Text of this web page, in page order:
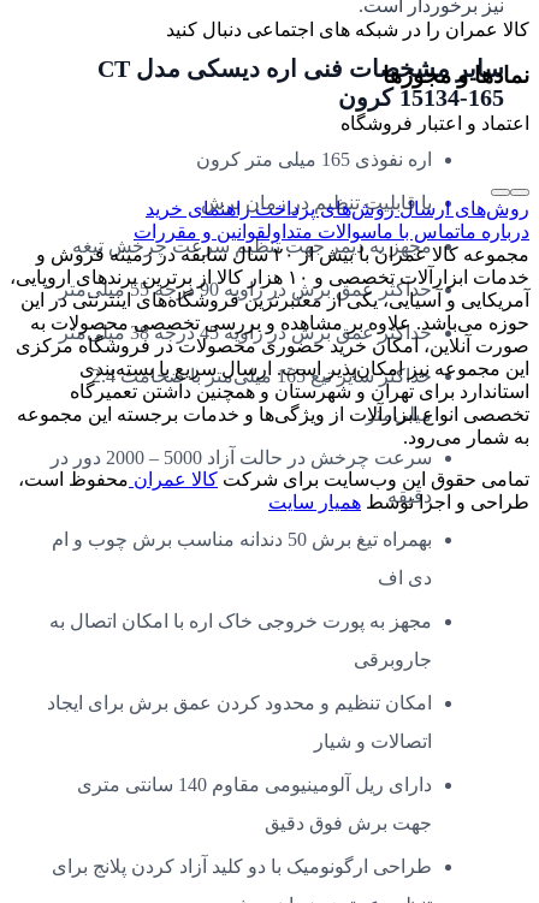
نیز برخوردار است.
سایر مشخصات فنی اره دیسکی مدل CT
15134-165 کرون
اره نفوذی 165 میلی متر کرون
با قابلیت تنظیم در زمان برش
مجهز به دیمر جهت تنظیم سرعت چرخش تیغه
حداکثر عمق برش در زاویه 90 درجه 55 میلی‌متر
حداکثر عمق برش در زاویه 45 درجه 38 میلی‌متر
حداکثر سایز تیع 165 میلی‌متر با ضخامت 2.4
میلی‌متر
سرعت چرخش در حالت آزاد 5000 – 2000 دور در
دقیقه
بهمراه تیغ برش 50 دندانه مناسب برش چوب و ام
دی اف
مجهز به پورت خروجی خاک اره با امکان اتصال به
جاروبرقی
امکان تنظیم و محدود کردن عمق برش برای ایجاد
اتصالات و شیار
دارای ریل آلومینیومی مقاوم 140 سانتی متری
جهت برش فوق دقیق
طراحی ارگونومیک با دو کلید آزاد کردن پلانج برای
کالا عمران را در شبکه های اجتماعی دنبال کنید
نمادها و مجوزها
اعتماد و اعتبار فروشگاه
روش‌های ارسالروش‌های پرداختراهنمای خرید
درباره ماتماس با ماسوالات متداولقوانین و مقررات
مجموعه کالا عمران با بیش از ۲۰ سال سابقه در زمینه فروش و
خدمات ابزارآلات تخصصی و ۱۰ هزار کالا از برترین برندهای اروپایی،
آمریکایی و آسیایی، یکی از معتبرترین فروشگاه‌های اینترنتی در این
حوزه می‌باشد. علاوه بر مشاهده و بررسی تخصصی محصولات به
صورت آنلاین، امکان خرید حضوری محصولات در فروشگاه مرکزی
این مجموعه نیز امکان‌پذیر است. ارسال سریع با بسته‌بندی
استاندارد برای تهران و شهرستان و همچنین داشتن تعمیرگاه
تخصصی انواع ابزارآلات از ویژگی‌ها و خدمات برجسته این مجموعه
به شمار می‌رود.
تمامی حقوق این وب‌سایت برای شرکت کالا عمران محفوظ است،
طراحی و اجرا توسط همیار سایت